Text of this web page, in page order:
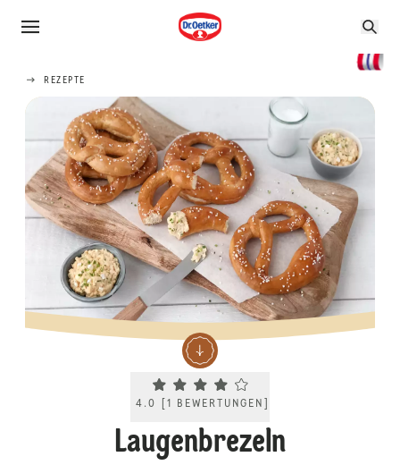
REZEPTE
Current rating 4.0. Click to rate.
4.0 1 BEWERTUNGEN
Laugenbrezeln